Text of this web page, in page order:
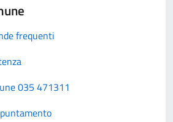
frequenti
035 471311